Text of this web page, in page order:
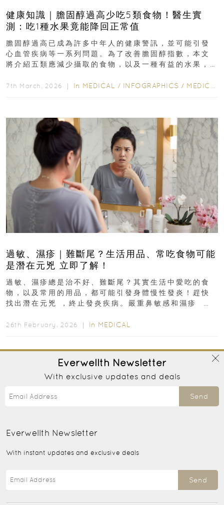
健康知識｜膽固醇過高少吃5類食物！醫生實
測：吃1種水果竟能降回正常值
膽固醇過高已成為許多中年人的健康警訊，並可能引發
心血管疾病等一系列問題。為了改善膽固醇指數，本文
將介紹五類應減少攝取的食物，以及一種有益的水果，
7th March, 2026 ｜ In MEDICAL / INFOGRAPHICS / MEDICAL
過敏、濕疹｜難斷尾？生活用品、常吃食物可能
是潛在元兇 立即了解！
過敏、濕疹總是治不好、難斷尾？其實生活中愛吃的食
物，以及常用的用品，都可能引發身體慢性發炎！趕快
找出潛在元兇 ，終止發炎疾病。嚴重鼻敏感和濕疹 生
26th February, 2026 ｜ In MEDICAL
Everwellth Newsletter
With exclusive updates and deals
Send
Everwellth Newsletter
With instant updates and exclusive deals
Send